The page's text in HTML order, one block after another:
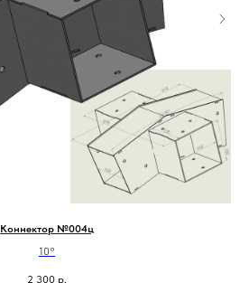
Коннектор №004ц
10°
2 300 р.